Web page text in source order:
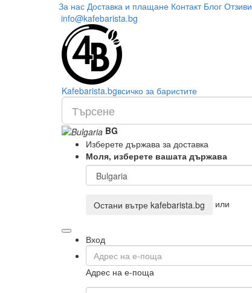
За нас Доставка и плащане Контакт Блог Отзиви
info@kafebarista.bg
Kafebarista.bgвсичко за баристите
BG
Изберете държава за доставка
Моля, изберете вашата държава
Остани вътре kafebarista.bg или
Вход
Адрес на е-поща